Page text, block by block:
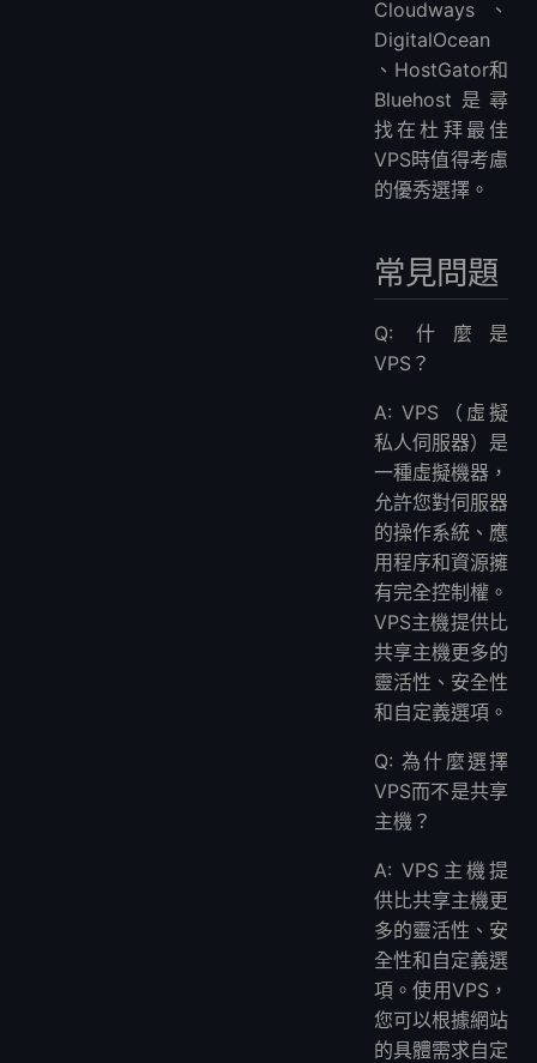
Cloudways、
DigitalOcean
、HostGator和
Bluehost是尋
找在杜拜最佳
VPS時值得考慮
的優秀選擇。
常見問題
Q: 什麼是
VPS？
A: VPS（虛擬
私人伺服器）是
一種虛擬機器，
允許您對伺服器
的操作系統、應
用程序和資源擁
有完全控制權。
VPS主機提供比
共享主機更多的
靈活性、安全性
和自定義選項。
Q: 為什麼選擇
VPS而不是共享
主機？
A: VPS主機提
供比共享主機更
多的靈活性、安
全性和自定義選
項。使用VPS，
您可以根據網站
的具體需求自定